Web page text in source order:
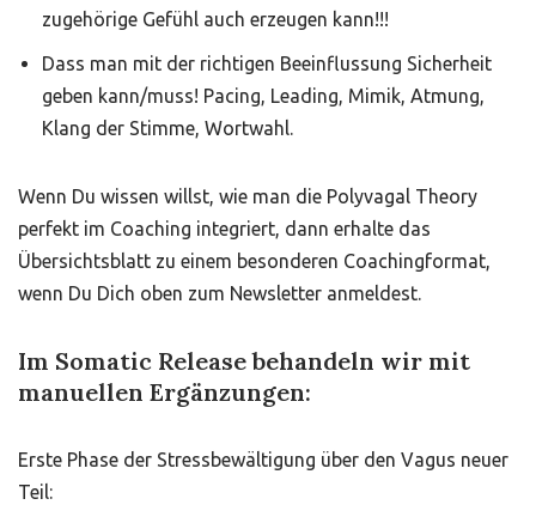
zugehörige Gefühl auch erzeugen kann!!!
Dass man mit der richtigen Beeinflussung Sicherheit
geben kann/muss! Pacing, Leading, Mimik, Atmung,
Klang der Stimme, Wortwahl.
Wenn Du wissen willst, wie man die Polyvagal Theory
perfekt im Coaching integriert, dann erhalte das
Übersichtsblatt zu einem besonderen Coachingformat,
wenn Du Dich oben zum Newsletter anmeldest.
Im Somatic Release behandeln wir mit
manuellen Ergänzungen:
Erste Phase der Stressbewältigung über den Vagus neuer
Teil: